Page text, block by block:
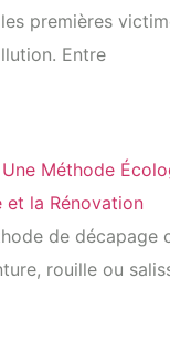
premières
Entre
Une Méthode
et la Rénovation
de décapage
rouille ou